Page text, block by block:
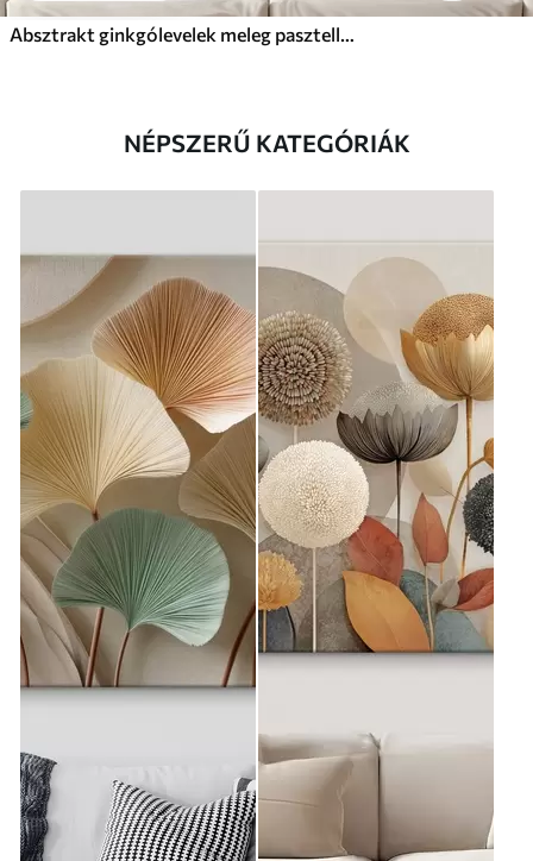
Absztrakt ginkgólevelek meleg pasztell színekben
NÉPSZERŰ KATEGÓRIÁK